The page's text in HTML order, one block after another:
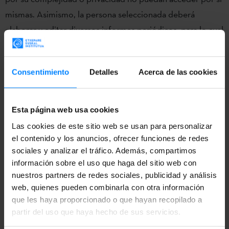
Consentimiento Detalles Acerca de las cookies
Esta página web usa cookies
Las cookies de este sitio web se usan para personalizar
el contenido y los anuncios, ofrecer funciones de redes
sociales y analizar el tráfico. Además, compartimos
información sobre el uso que haga del sitio web con
nuestros partners de redes sociales, publicidad y análisis
web, quienes pueden combinarla con otra información
que les haya proporcionado o que hayan recopilado a
partir del uso que haya hecho de sus servicios.
mismas. Asimismo, la persona seleccionada deberá
elaborar y editar diversos informes periódicos, para lo cual
mantendrá, gestionará y actualizará las aplicaciones
informáticas correspondientes.
Se requiere acreditar Formación Profesional de
Grado Superior (FPII) en los ámbitos de
«Telecomunicaciones y Sistemas Informáticos»,
«Desarrollo de Aplicaciones Multiplataforma», o
similar, o superior titulación en esos mismos ámbitos
diplomatura y/o grado en ingeniería técnica,
ingeniería informática, telecomunicación o similar.
Se requiere el nivel 3 de perfil lingüístico de euskera.